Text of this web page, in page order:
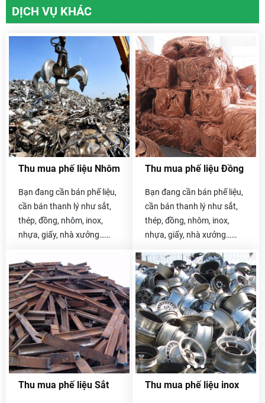
DỊCH VỤ KHÁC
Thu mua phế liệu Nhôm
Bạn đang cần bán phế liệu,
cần bán thanh lý như sắt,
thép, đồng, nhôm, inox,
nhựa, giấy, nhà xưởng…
Thu mua phế liệu Đồng
Bạn đang cần bán phế liệu,
cần bán thanh lý như sắt,
thép, đồng, nhôm, inox,
nhựa, giấy, nhà xưởng…
Thu mua phế liệu Sắt Thu mua phế liệu inox